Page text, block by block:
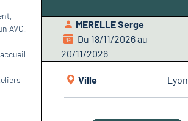
AVC.
MERELLE Serge
Du 18/11/2026 au
20/11/2026
Ville Lyon